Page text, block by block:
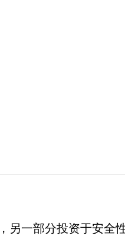
另一部分投资于安全